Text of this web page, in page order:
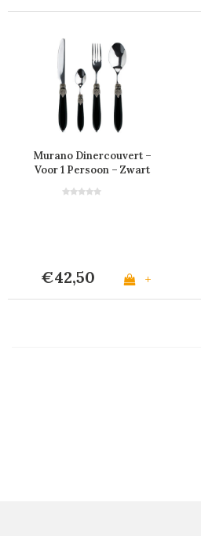
Murano Dinercouvert –
Voor 1 Persoon – Zwart
€42,50 +